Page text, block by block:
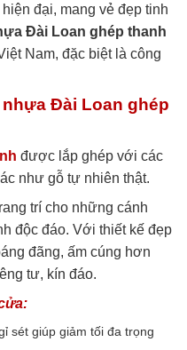
đại, mang vẻ đẹp tinh
Đài Loan ghép thanh
Nam, đặc biệt là công
Đài Loan ghép
được lắp ghép với các
như gỗ tự nhiên thật.
trí cho những cánh
độc đáo. Với thiết kế đẹp
đãng, ấm cúng hơn
tư, kín đáo.
:
sét giúp giảm tối đa trọng